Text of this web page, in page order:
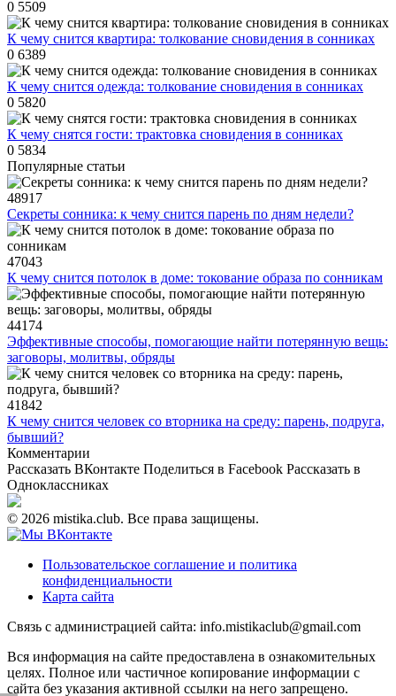
0 5509
К чему снится квартира: толкование сновидения в сонниках
0 6389
К чему снится одежда: толкование сновидения в сонниках
0 5820
К чему снятся гости: трактовка сновидения в сонниках
0 5834
Популярные статьи
48917
Секреты сонника: к чему снится парень по дням недели?
47043
К чему снится потолок в доме: токование образа по сонникам
44174
Эффективные способы, помогающие найти потерянную вещь:
заговоры, молитвы, обряды
41842
К чему снится человек со вторника на среду: парень, подруга,
бывший?
Комментарии
Рассказать ВКонтакте Поделиться в Facebook Рассказать в
Одноклассниках
© 2026 mistika.club. Все права защищены.
Пользовательское соглашение и политика
конфиденциальности
Карта сайта
Связь с администрацией сайта: info.mistikaclub@gmail.com
Вся информация на сайте предоставлена в ознакомительных
целях. Полное или частичное копирование информации с
сайта без указания активной ссылки на него запрещено.